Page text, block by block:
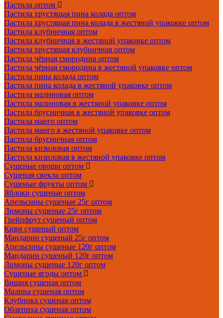
Пастила оптом
Пастила хрустящая пина колада оптом
Пастила хрустящая пина колада в жестяной упаковке оптом
Пастила клубничная оптом
Пастила клубничная в жестяной упаковке оптом
Пастила хрустящая клубничная оптом
Пастила чёрная смородина оптом
Пастила чёрная смородина в жестяной упаковке оптом
Пастила пина колада оптом
Пастила пина колада в жестяной упаковке оптом
Пастила малиновая оптом
Пастила малиновая в жестяной упаковке оптом
Пастила брусничная в жестяной упаковке оптом
Пастила манго оптом
Пастила манго в жестяной упаковке оптом
Пастила брусничная оптом
Пастила кизиловая оптом
Пастила кизиловая в жестяной упаковке оптом
Сушеные овощи оптом
Сушеная свекла оптом
Сушеные фрукты оптом
Яблоки сушеные оптом
Апельсины сушеные 25г оптом
Лимоны сушеные 25г оптом
Грейпфрут сушеный оптом
Киви сушеный оптом
Мандарин сушеный 25г оптом
Апельсины сушеные 120г оптом
Мандарин сушеный 120г оптом
Лимоны сушеные 120г оптом
Сушеные ягоды оптом
Вишня сушеная оптом
Малина сушеная оптом
Клубника сушеная оптом
Облепиха сушеная оптом